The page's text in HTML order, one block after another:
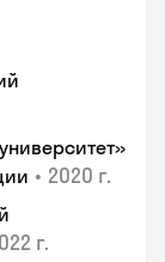
• 2020 г.
г.